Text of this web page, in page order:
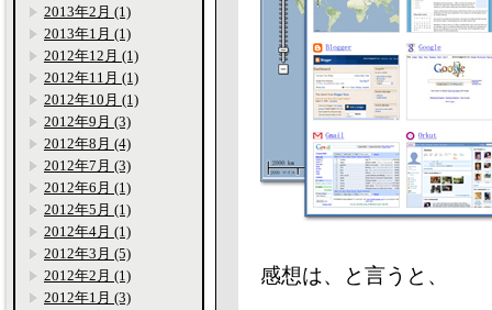
感想は、と言うと、
2013年2月 (1)
2013年1月 (1)
2012年12月 (1)
2012年11月 (1)
2012年10月 (1)
2012年9月 (3)
2012年8月 (4)
2012年7月 (3)
2012年6月 (1)
2012年5月 (1)
2012年4月 (1)
2012年3月 (5)
2012年2月 (1)
2012年1月 (3)